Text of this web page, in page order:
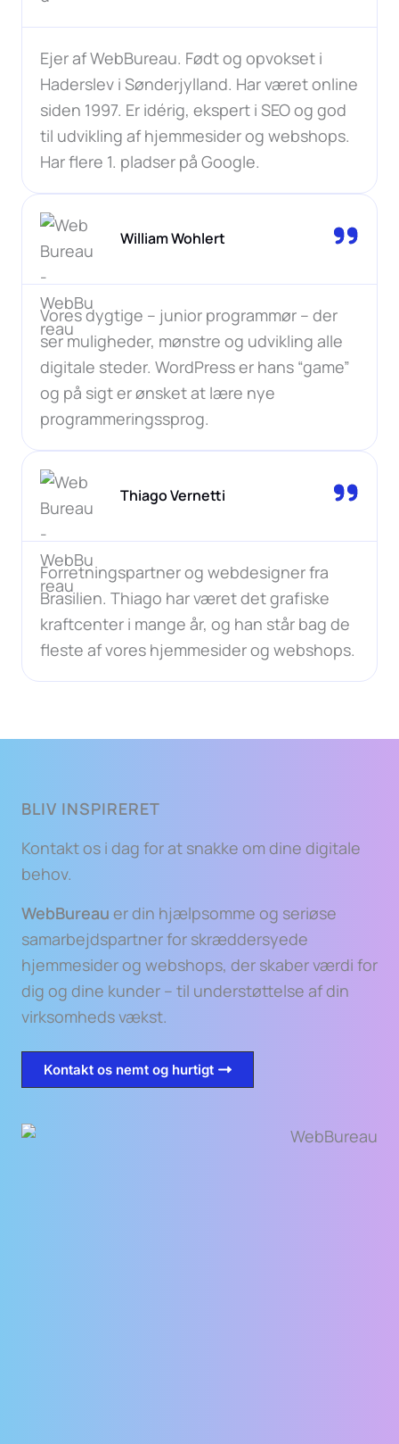
Ejer af WebBureau. Født og opvokset i
Haderslev i Sønderjylland. Har været online
siden 1997. Er idérig, ekspert i SEO og god
til udvikling af hjemmesider og webshops.
Har flere 1. pladser på Google.
William Wohlert
Vores dygtige – junior programmør – der
ser muligheder, mønstre og udvikling alle
digitale steder. WordPress er hans “game”
og på sigt er ønsket at lære nye
programmeringssprog.
Thiago Vernetti
Forretningspartner og webdesigner fra
Brasilien. Thiago har været det grafiske
kraftcenter i mange år, og han står bag de
fleste af vores hjemmesider og webshops.
BLIV INSPIRERET
Kontakt os i dag for at snakke om dine digitale
behov.
WebBureau er din hjælpsomme og seriøse
samarbejdspartner for skræddersyede
hjemmesider og webshops, der skaber værdi for
dig og dine kunder – til understøttelse af din
virksomheds vækst.
Kontakt os nemt og hurtigt